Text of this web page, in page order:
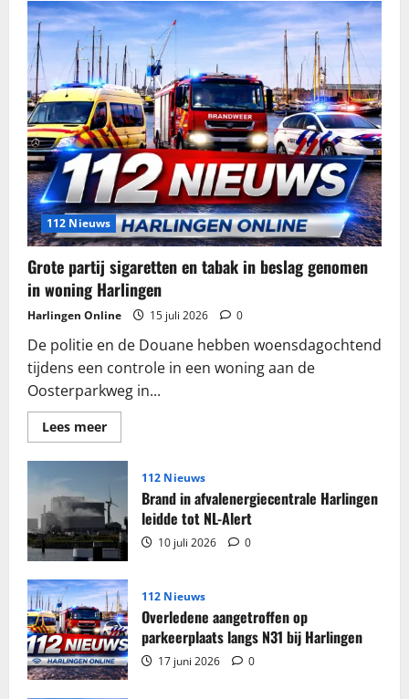
112 Nieuws
Grote partij sigaretten en tabak in beslag genomen
in woning Harlingen
Harlingen Online 15 juli 2026 0
De politie en de Douane hebben woensdagochtend
tijdens een controle in een woning aan de
Oosterparkweg in...
Lees meerLees
meer
Grote
sigaretten
en
tabak
in
beslag
genomen
in
woning
Harlingen
112 Nieuws
Brand in afvalenergiecentrale Harlingen
leidde tot NL-Alert
10 juli 2026 0
112 Nieuws
Overledene aangetroffen op
parkeerplaats langs N31 bij Harlingen
17 juni 2026 0